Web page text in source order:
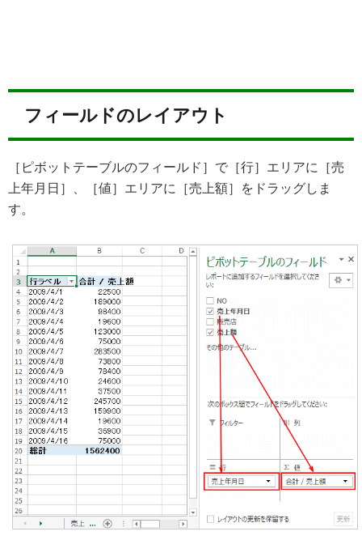
フィールドのレイアウト
［ピボットテーブルのフィールド］で［行］エリアに［売
上年月日］、［値］エリアに［売上額］をドラッグしま
す。